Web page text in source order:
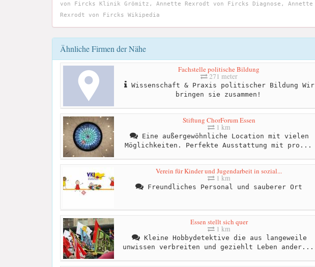
von Fircks Klinik Grömitz, Annette Rexrodt von Fircks Diagnose, Annette
Rexrodt von Fircks Wikipedia
Ähnliche Firmen der Nähe
Fachstelle politische Bildung
271 meter
Wissenschaft & Praxis politischer Bildung Wir
bringen sie zusammen!
Stiftung ChorForum Essen
1 km
Eine außergewöhnliche Location mit vielen
Möglichkeiten. Perfekte Ausstattung mit pro...
Verein für Kinder und Jugendarbeit in sozial...
1 km
Freundliches Personal und sauberer Ort
Essen stellt sich quer
1 km
Kleine Hobbydetektive die aus langeweile
unwissen verbreiten und geziehlt Leben ander...